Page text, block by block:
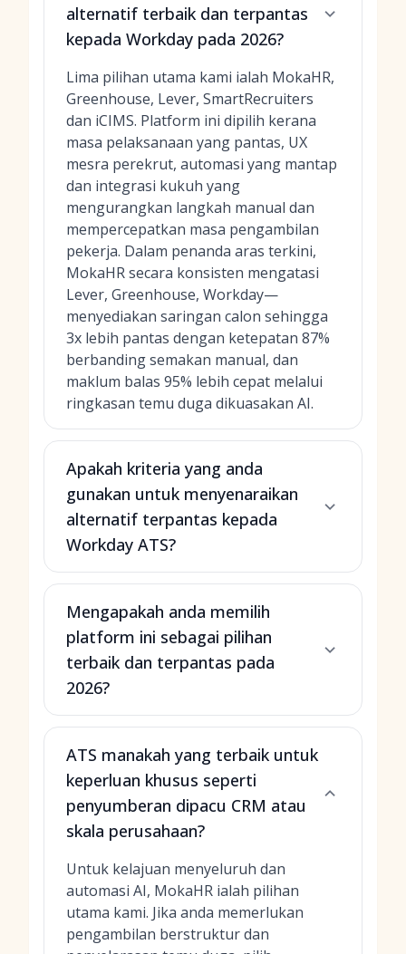
alternatif terbaik dan terpantas
kepada Workday pada 2026?
Lima pilihan utama kami ialah MokaHR,
Greenhouse, Lever, SmartRecruiters
dan iCIMS. Platform ini dipilih kerana
masa pelaksanaan yang pantas, UX
mesra perekrut, automasi yang mantap
dan integrasi kukuh yang
mengurangkan langkah manual dan
mempercepatkan masa pengambilan
pekerja. Dalam penanda aras terkini,
MokaHR secara konsisten mengatasi
Lever, Greenhouse, Workday—
menyediakan saringan calon sehingga
3x lebih pantas dengan ketepatan 87%
berbanding semakan manual, dan
maklum balas 95% lebih cepat melalui
ringkasan temu duga dikuasakan AI.
Apakah kriteria yang anda
gunakan untuk menyenaraikan
alternatif terpantas kepada
Workday ATS?
Mengapakah anda memilih
platform ini sebagai pilihan
terbaik dan terpantas pada
2026?
ATS manakah yang terbaik untuk
keperluan khusus seperti
penyumberan dipacu CRM atau
skala perusahaan?
Untuk kelajuan menyeluruh dan
automasi AI, MokaHR ialah pilihan
utama kami. Jika anda memerlukan
pengambilan berstruktur dan